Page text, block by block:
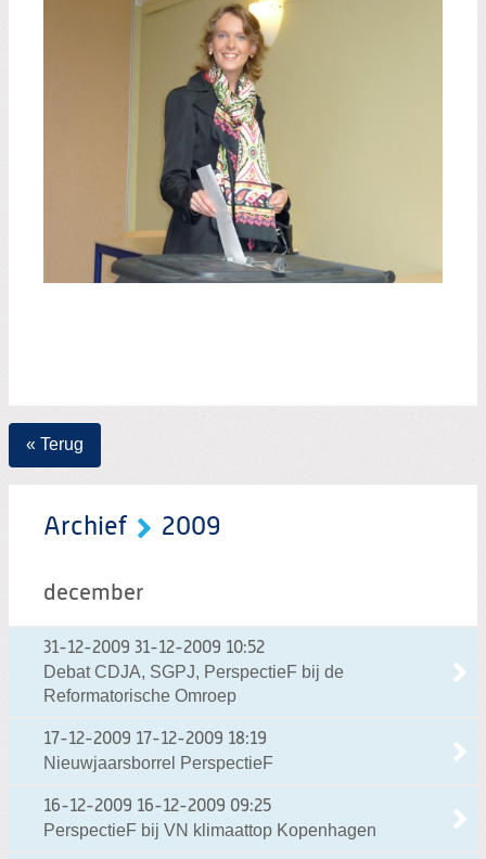
« Terug
Archief 2009
december
31-12-2009 31-12-2009 10:52
Debat CDJA, SGPJ, PerspectieF bij de
Reformatorische Omroep
17-12-2009 17-12-2009 18:19
Nieuwjaarsborrel PerspectieF
16-12-2009 16-12-2009 09:25
PerspectieF bij VN klimaattop Kopenhagen